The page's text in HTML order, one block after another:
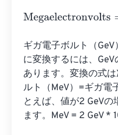
Megaelectronvolts=
ギガ電子ボルト（GeV
に変換するには、
あります。変換の式
ルト（MeV）=ギガ電
とえば、値が2 GeVの
ます。MeV = 2 GeV *